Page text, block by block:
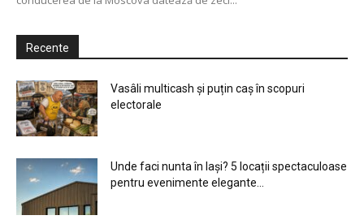
Recente
Vasâli multicash și puțin caș în scopuri
electorale
Unde faci nunta în Iași? 5 locații spectaculoase
pentru evenimente elegante...